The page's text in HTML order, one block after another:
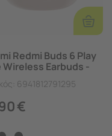
Στο
Redmi Buds 6 Play
Wireless Earbuds -
6941812791295
€